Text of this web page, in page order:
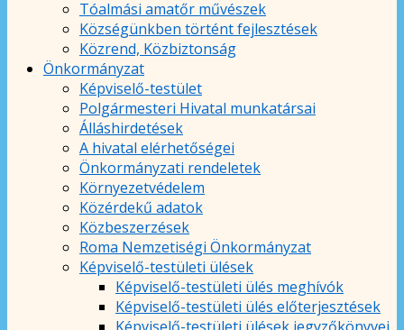
Tóalmási amatőr művészek
Községünkben történt fejlesztések
Közrend, Közbiztonság
Önkormányzat
Képviselő-testület
Polgármesteri Hivatal munkatársai
Álláshirdetések
A hivatal elérhetőségei
Önkormányzati rendeletek
Környezetvédelem
Közérdekű adatok
Közbeszerzések
Roma Nemzetiségi Önkormányzat
Képviselő-testületi ülések
Képviselő-testületi ülés meghívók
Képviselő-testületi ülés előterjesztések